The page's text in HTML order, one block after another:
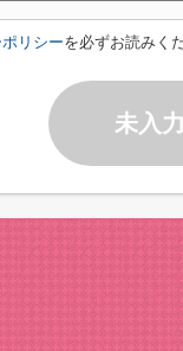
リシーを必ずお読みく
未入